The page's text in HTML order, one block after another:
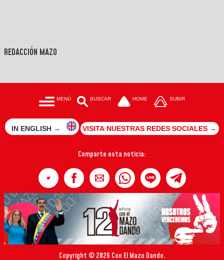
REDACCIÓN MAZO
MENÚ BUSCAR HOME SUBIR
IN ENGLISH → VISITA NUESTRAS REDES SOCIALES →
Comparte esta noticia:
Copyright © 2026 Con El Mazo Dando.